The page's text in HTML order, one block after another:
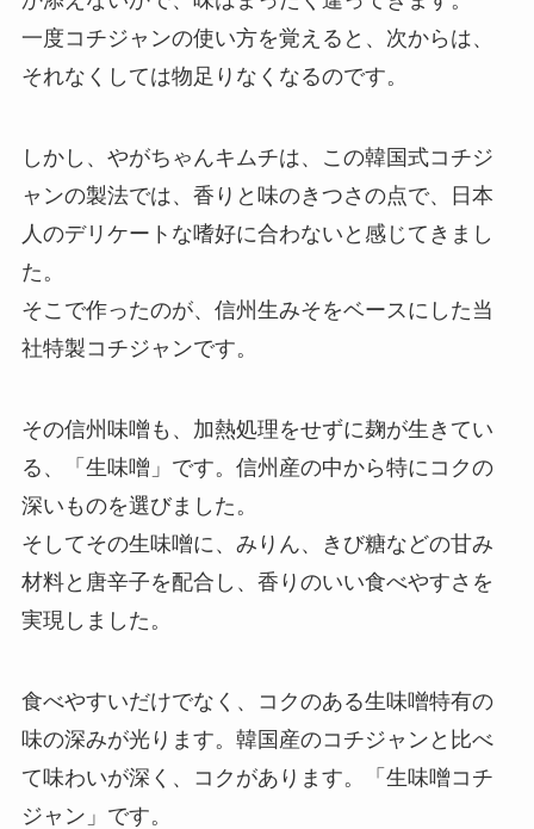
一度コチジャンの使い方を覚えると、次からは、
それなくしては物足りなくなるのです。
しかし、やがちゃんキムチは、この韓国式コチジ
ャンの製法では、香りと味のきつさの点で、日本
人のデリケートな嗜好に合わないと感じてきまし
た。
そこで作ったのが、信州生みそをベースにした当
社特製コチジャンです。
その信州味噌も、加熱処理をせずに麹が生きてい
る、「生味噌」です。信州産の中から特にコクの
深いものを選びました。
そしてその生味噌に、みりん、きび糖などの甘み
材料と唐辛子を配合し、香りのいい食べやすさを
実現しました。
食べやすいだけでなく、コクのある生味噌特有の
味の深みが光ります。韓国産のコチジャンと比べ
て味わいが深く、コクがあります。「生味噌コチ
ジャン」です。